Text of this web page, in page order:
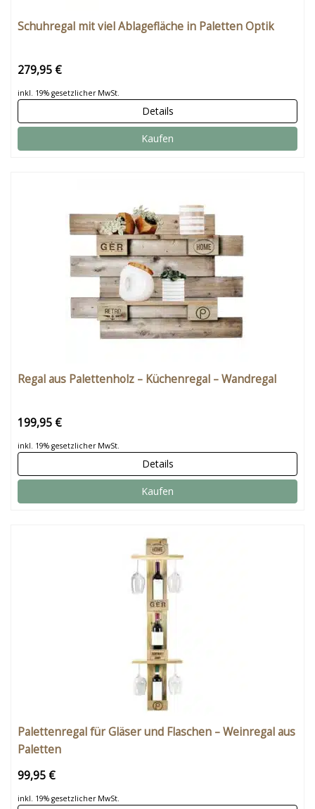
Schuhregal mit viel Ablagefläche in Paletten Optik
279,95 €
inkl. 19% gesetzlicher MwSt.
Details
Kaufen
Regal aus Palettenholz – Küchenregal – Wandregal
199,95 €
inkl. 19% gesetzlicher MwSt.
Details
Kaufen
Palettenregal für Gläser und Flaschen – Weinregal aus
Paletten
99,95 €
inkl. 19% gesetzlicher MwSt.